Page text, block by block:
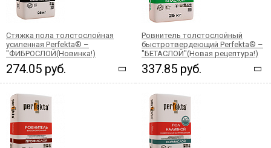
Стяжка пола толстослойная
усиленная Perfekta® –
"ФИБРОСЛОЙ(Новинка!)
274.05 руб.
Ровнитель толстослойный
быстротвердеющий Perfekta® –
"БЕТАСЛОЙ"(Новая рецептура!)
337.85 руб.